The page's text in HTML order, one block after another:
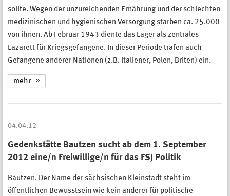
sollte. Wegen der unzureichenden Ernährung und der schlechten
medizinischen und hygienischen Versorgung starben ca. 25.000
von ihnen. Ab Februar 1943 diente das Lager als zentrales
Lazarett für Kriegsgefangene. In dieser Periode trafen auch
Gefangene anderer Nationen (z.B. Italiener, Polen, Briten) ein.
mehr
04.04.12
Gedenkstätte Bautzen sucht ab dem 1. September
2012 eine/n Freiwillige/n für das FSJ Politik
Bautzen. Der Name der sächsischen Kleinstadt steht im
öffentlichen Bewusstsein wie kein anderer für politische